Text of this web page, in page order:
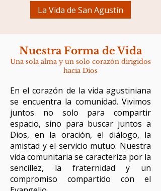
La Vida de San Agustín
Nuestra Forma de Vida
Una sola alma y un solo corazón dirigidos
hacia Dios
En el corazón de la vida agustiniana
se encuentra la comunidad. Vivimos
juntos no solo para compartir
espacio, sino para buscar juntos a
Dios, en la oración, el diálogo, la
amistad y el servicio mutuo. Nuestra
vida comunitaria se caracteriza por la
sencillez, la fraternidad y un
compromiso compartido con el